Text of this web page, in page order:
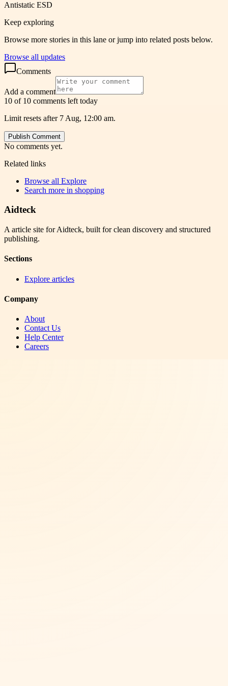
Antistatic ESD
Keep exploring
Browse more stories in this lane or jump into related posts below.
Browse all updates
Comments
Add a comment
10 of 10 comments left today
Limit resets after 7 Aug, 12:00 am.
Publish Comment
No comments yet.
Related links
Browse all Explore
Search more in shopping
Aidteck
A article site for Aidteck, built for clean discovery and structured
publishing.
Sections
Explore articles
Company
About
Contact Us
Help Center
Careers